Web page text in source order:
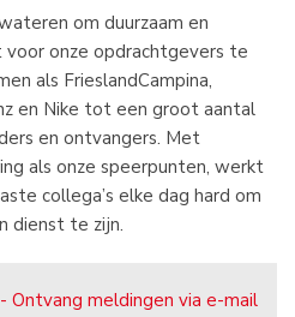
om duurzaam en
onze opdrachtgevers te
als FrieslandCampina,
en Nike tot een groot aantal
en ontvangers. Met
als onze speerpunten, werkt
collega’s elke dag hard om
dienst te zijn.
Ontvang meldingen via e-mail